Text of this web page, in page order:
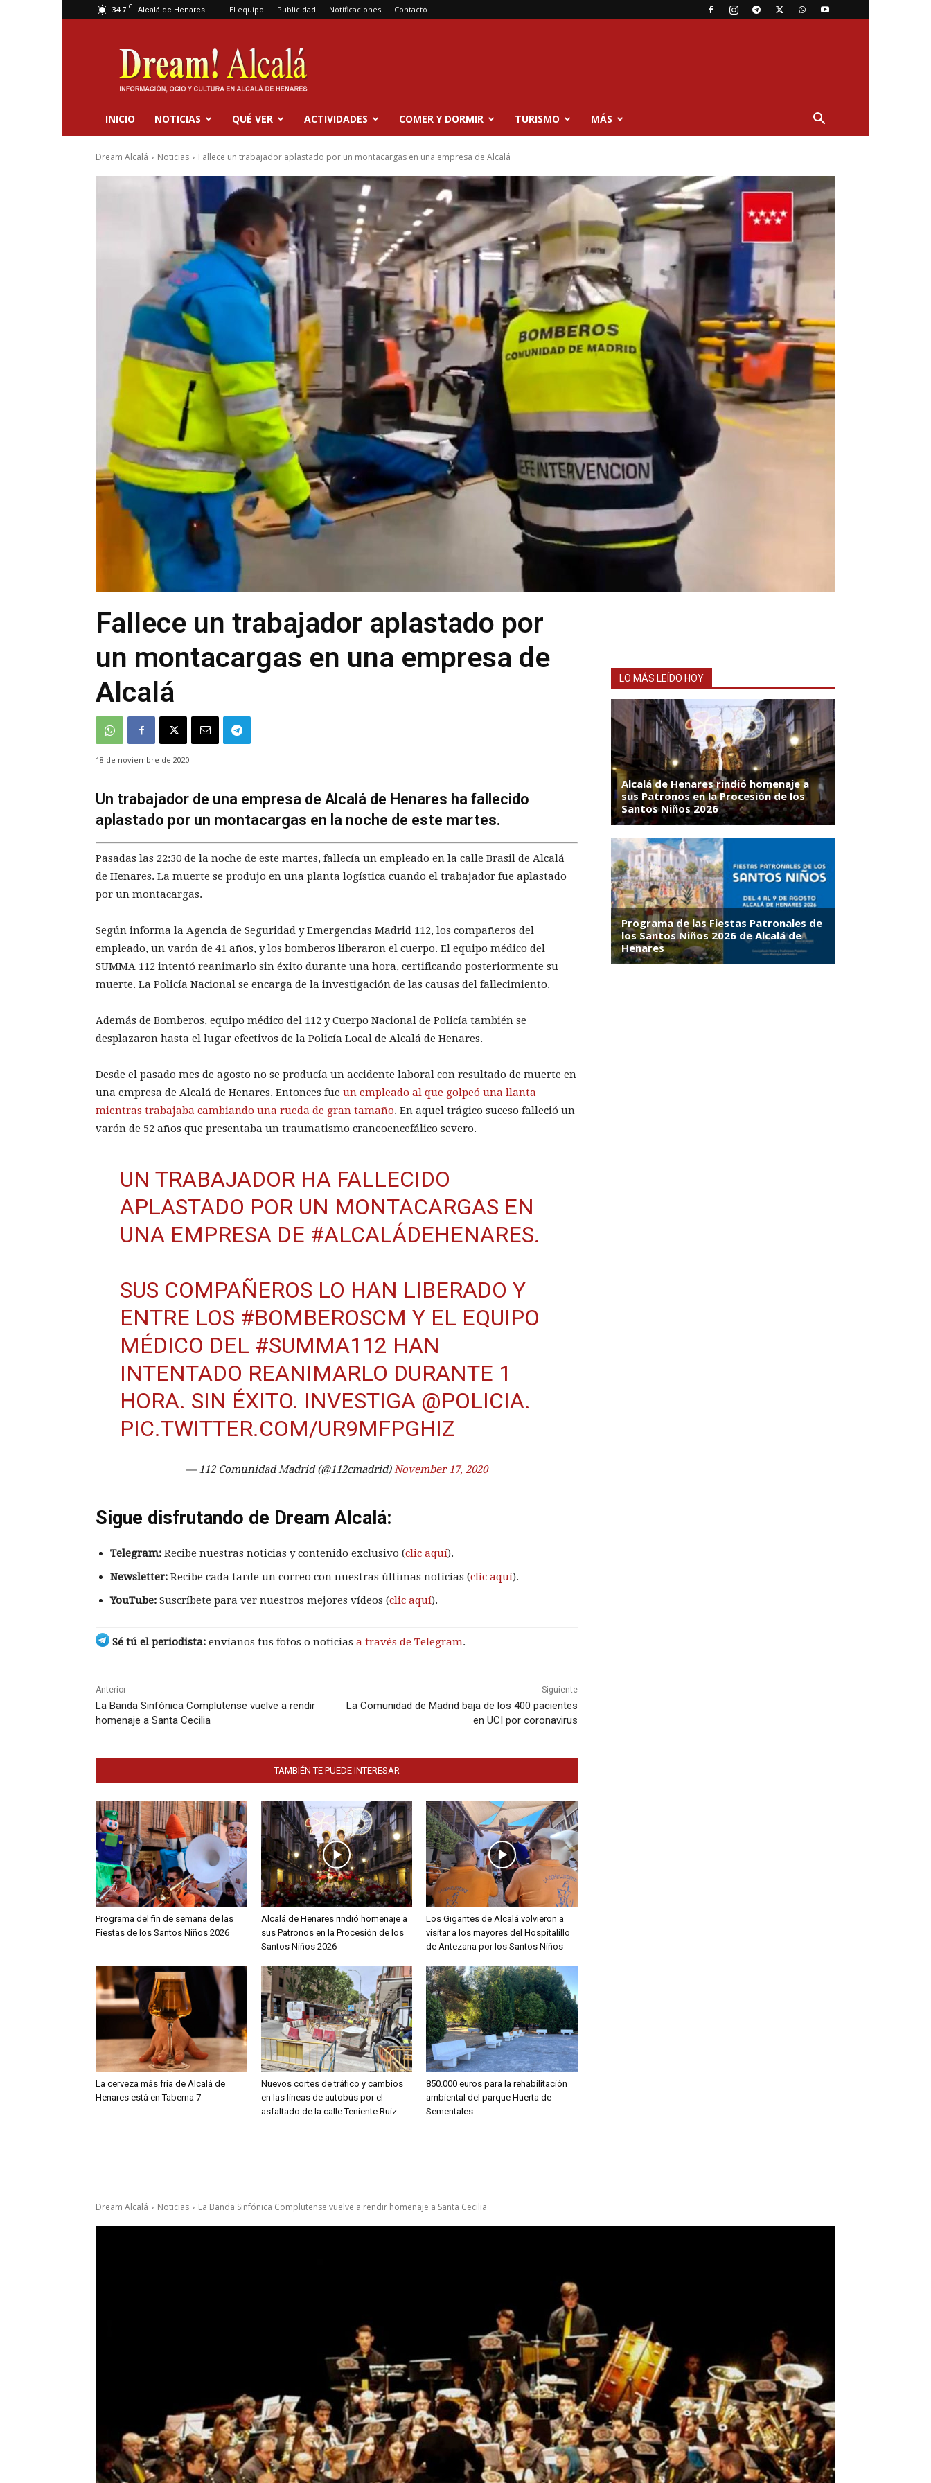
34.7 C Alcalá de Henares El equipo Publicidad Notificaciones Contacto
Dream
Alcalá
INICIO NOTICIAS QUÉ VER ACTIVIDADES COMER Y DORMIR TURISMO MÁS
Dream Alcalá Noticias Fallece un trabajador aplastado por un montacargas en una empresa de Alcalá
Fallece un trabajador aplastado por
un montacargas en una empresa de
Alcalá
18 de noviembre de 2020
Un trabajador de una empresa de Alcalá de Henares ha fallecido
aplastado por un montacargas en la noche de este martes.
Pasadas las 22:30 de la noche de este martes, fallecía un empleado en la calle Brasil de Alcalá
de Henares. La muerte se produjo en una planta logística cuando el trabajador fue aplastado
por un montacargas.
Según informa la Agencia de Seguridad y Emergencias Madrid 112, los compañeros del
empleado, un varón de 41 años, y los bomberos liberaron el cuerpo. El equipo médico del
SUMMA 112 intentó reanimarlo sin éxito durante una hora, certificando posteriormente su
muerte. La Policía Nacional se encarga de la investigación de las causas del fallecimiento.
Además de Bomberos, equipo médico del 112 y Cuerpo Nacional de Policía también se
desplazaron hasta el lugar efectivos de la Policía Local de Alcalá de Henares.
Desde el pasado mes de agosto no se producía un accidente laboral con resultado de muerte en
una empresa de Alcalá de Henares. Entonces fue un empleado al que golpeó una llanta
mientras trabajaba cambiando una rueda de gran tamaño. En aquel trágico suceso falleció un
varón de 52 años que presentaba un traumatismo craneoencefálico severo.
UN TRABAJADOR HA FALLECIDO
APLASTADO POR UN MONTACARGAS EN
UNA EMPRESA DE #ALCALÁDEHENARES.
SUS COMPAÑEROS LO HAN LIBERADO Y
ENTRE LOS #BOMBEROSCM Y EL EQUIPO
MÉDICO DEL #SUMMA112 HAN
INTENTADO REANIMARLO DURANTE 1
HORA. SIN ÉXITO. INVESTIGA @POLICIA.
PIC.TWITTER.COM/UR9MFPGHIZ
— 112 Comunidad Madrid (@112cmadrid) November 17, 2020
Sigue disfrutando de Dream Alcalá:
Telegram: Recibe nuestras noticias y contenido exclusivo (clic aquí).
Newsletter: Recibe cada tarde un correo con nuestras últimas noticias (clic aquí).
YouTube: Suscríbete para ver nuestros mejores vídeos (clic aquí).
Sé tú el periodista: envíanos tus fotos o noticias a través de Telegram.
Anterior
La Banda Sinfónica Complutense vuelve a rendir
homenaje a Santa Cecilia
Siguiente
La Comunidad de Madrid baja de los 400 pacientes
en UCI por coronavirus
TAMBIÉN TE PUEDE INTERESAR
Programa del fin de semana de las
Fiestas de los Santos Niños 2026
Alcalá de Henares rindió homenaje a
sus Patronos en la Procesión de los
Santos Niños 2026
Los Gigantes de Alcalá volvieron a
visitar a los mayores del Hospitalillo
de Antezana por los Santos Niños
La cerveza más fría de Alcalá de
Henares está en Taberna 7
Nuevos cortes de tráfico y cambios
en las líneas de autobús por el
asfaltado de la calle Teniente Ruiz
850.000 euros para la rehabilitación
ambiental del parque Huerta de
Sementales
LO MÁS LEÍDO HOY